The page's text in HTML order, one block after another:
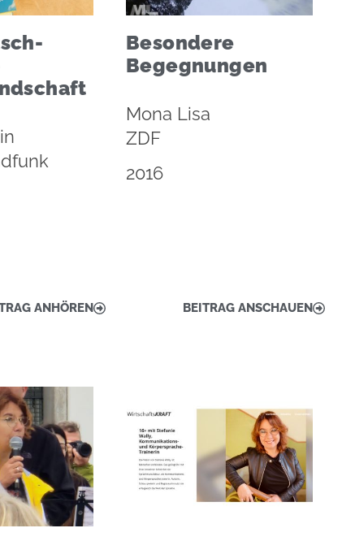
ANHÖREN
Besondere
Begegnungen
Mona Lisa
ZDF
2016
BEITRAG ANSCHAUEN